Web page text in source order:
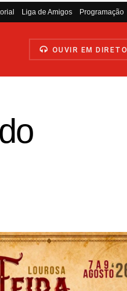
Liga de Amigos Programação
OUVIR EM DIRETO